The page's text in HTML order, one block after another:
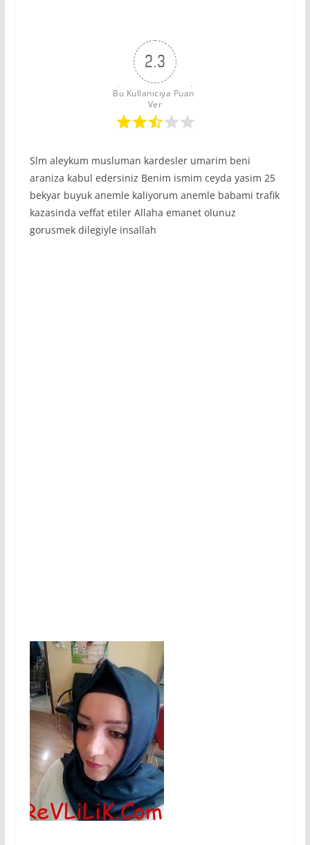
2.3
Bu Kullanıcıya Puan
Ver
Slm aleykum musluman kardesler umarim beni
araniza kabul edersiniz Benim ismim ceyda yasim 25
bekyar buyuk anemle kaliyorum anemle babami trafik
kazasinda veffat etiler Allaha emanet olunuz
gorusmek dilegiyle insallah